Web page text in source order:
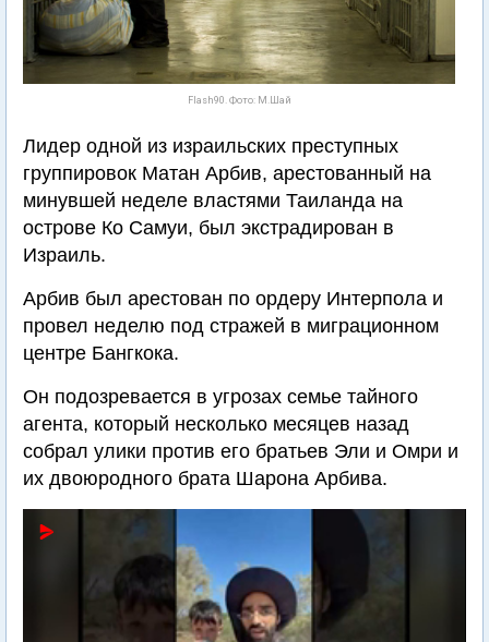
Flash90. Фото: М.Шай
Лидер одной из израильских преступных
группировок Матан Арбив, арестованный на
минувшей неделе властями Таиланда на
острове Ко Самуи, был экстрадирован в
Израиль.
Арбив был арестован по ордеру Интерпола и
провел неделю под стражей в миграционном
центре Бангкока.
Он подозревается в угрозах семье тайного
агента, который несколько месяцев назад
собрал улики против его братьев Эли и Омри и
их двоюродного брата Шарона Арбива.